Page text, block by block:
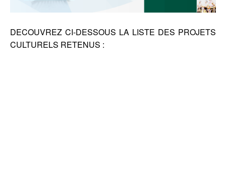
DECOUVREZ CI-DESSOUS LA LISTE DES PROJETS
CULTURELS RETENUS :